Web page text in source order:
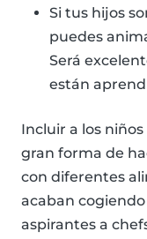
Si tus hijos
puedes
Será
están
Incluir a los
gran forma de
con diferentes
acaban
aspirantes a